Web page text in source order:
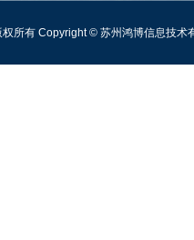
权所有 Copyright © 苏州鸿博信息技术